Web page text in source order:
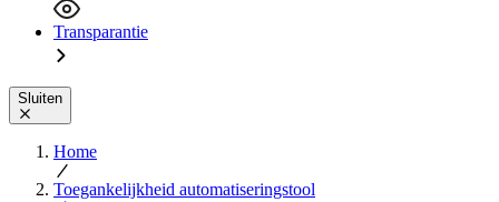
Transparantie
Sluiten
Home
Toegankelijkheid automatiseringstool